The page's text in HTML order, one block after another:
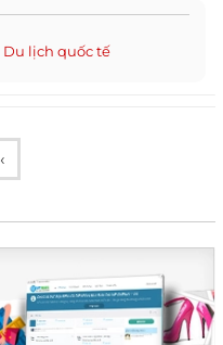
Du lịch quốc tế
‹